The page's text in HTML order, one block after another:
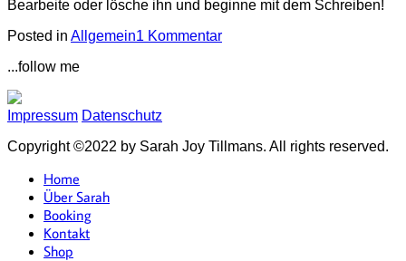
Bearbeite oder lösche ihn und beginne mit dem Schreiben!
Posted in Allgemein1 Kommentarzu
...follow me
Impressum Datenschutz
Copyright ©2022 by Sarah Joy Tillmans. All rights reserved.
Home
Über Sarah
Booking
Kontakt
Shop